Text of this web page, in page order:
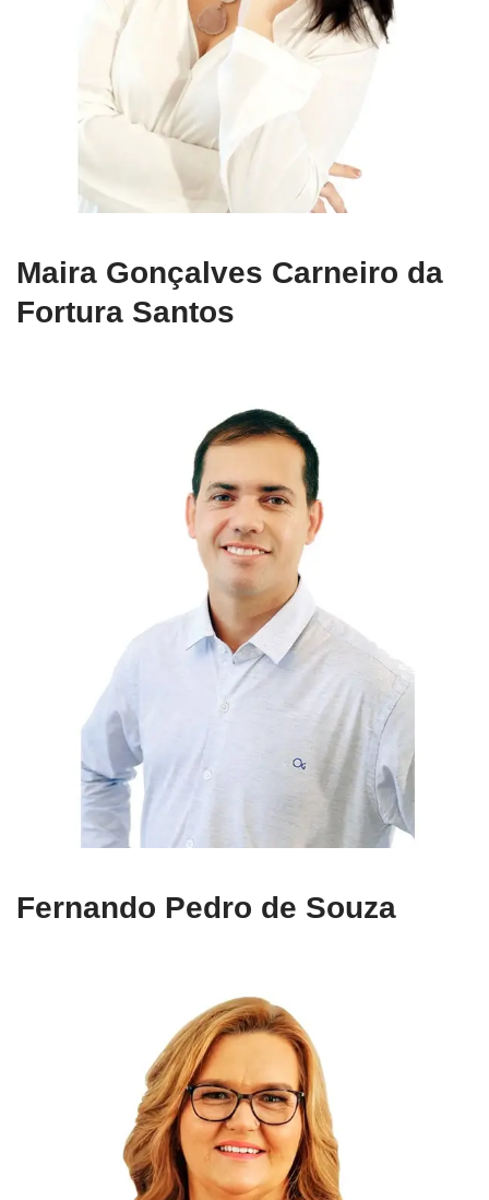
Maira Gonçalves Carneiro da
Fortura Santos
Fernando Pedro de Souza